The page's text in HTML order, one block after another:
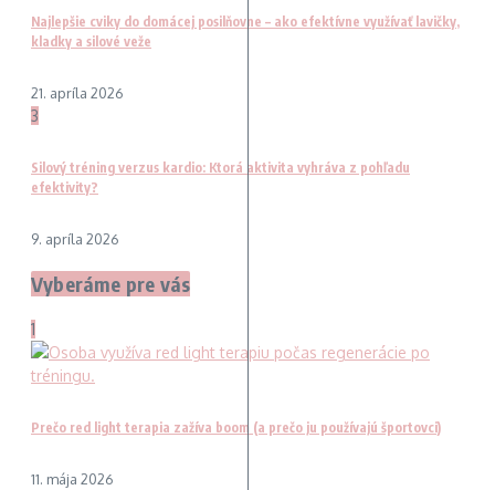
Najlepšie cviky do domácej posilňovne – ako efektívne využívať lavičky,
kladky a silové veže
21. apríla 2026
3
Silový tréning verzus kardio: Ktorá aktivita vyhráva z pohľadu
efektivity?
9. apríla 2026
Vyberáme pre vás
1
Prečo red light terapia zažíva boom (a prečo ju používajú športovci)
11. mája 2026